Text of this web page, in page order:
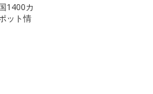
1400カ
ット情